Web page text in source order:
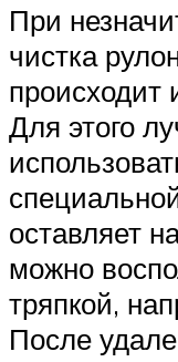
При
чистка
происходит
Для этого
оставляет
можно
тряпкой,
После